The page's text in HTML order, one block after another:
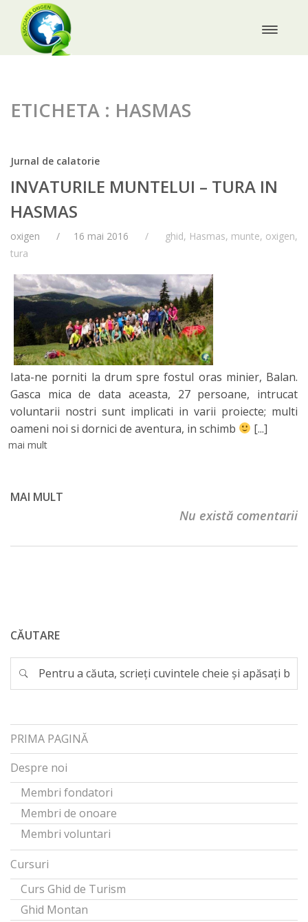
ETICHETA : HASMAS
Jurnal de calatorie
INVATURILE MUNTELUI – TURA IN
HASMAS
oxigen 16 mai 2016 ghid, Hasmas, munte, oxigen,
tura
Iata-ne porniti la drum spre fostul oras minier, Balan.
Gasca mica de data aceasta, 27 persoane, intrucat
voluntarii nostri sunt implicati in varii proiecte; multi
oameni noi si dornici de aventura, in schimb
[...]
mai mult
MAI MULT
Nu există comentarii
CĂUTARE
PRIMA PAGINĂ
Despre noi
Membri fondatori
Membri de onoare
Membri voluntari
Cursuri
Curs Ghid de Turism
Ghid Montan